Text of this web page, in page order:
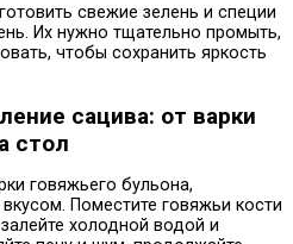
свежие зелень и специи
Их нужно тщательно промыть,
чтобы сохранить яркость
сацива: от варки
стол
говяжьего бульона,
Поместите говяжьи кости
холодной водой и